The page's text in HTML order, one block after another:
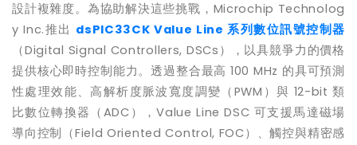
設計複雜度。為協助解決這些挑戰， Microchip Technolog
y Inc.推出 dsPIC33CK Value Line系列數位訊號控制器
（Digital Signal Controllers, DSCs ），以具競爭力的價格
提供核心即時控制能力。透過整合最高 100 MHz 的具可預測
性處理效能、高解析度脈波寬度調變（ PWM ）與 12-bit類
比數位轉換器（ ADC ），Value Line DSC 可支援馬達磁場
導向控制（Field Oriented Control, FOC）、觸控與精密感